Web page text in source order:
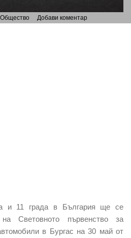
Общество Добави коментар
и 11 града в България ще се
Световното първенство за
в Бургас на 30 май от